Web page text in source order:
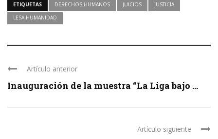
ETIQUETAS DERECHOS HUMANOS JUICIOS
JUSTICIA
LESA HUMANIDAD
Artículo anterior
Inauguración de la muestra “La Liga bajo ...
Artículo siguiente